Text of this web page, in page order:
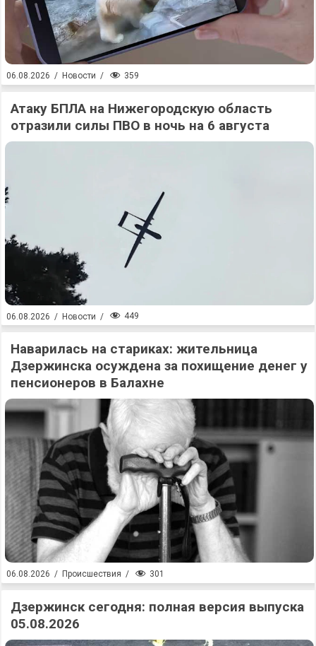
06.08.2026 / Новости / 359
Атаку БПЛА на Нижегородскую область
отразили силы ПВО в ночь на 6 августа
06.08.2026 / Новости / 449
Наварилась на стариках: жительница
Дзержинска осуждена за похищение денег у
пенсионеров в Балахне
06.08.2026 / Происшествия / 301
Дзержинск сегодня: полная версия выпуска
05.08.2026